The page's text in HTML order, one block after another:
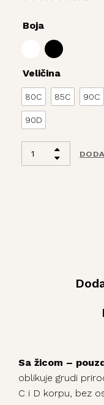
Boja
Veličina
80C 85C 90C
90D
Sa žicom –
oblikuje grudi
C i D korpu, bez